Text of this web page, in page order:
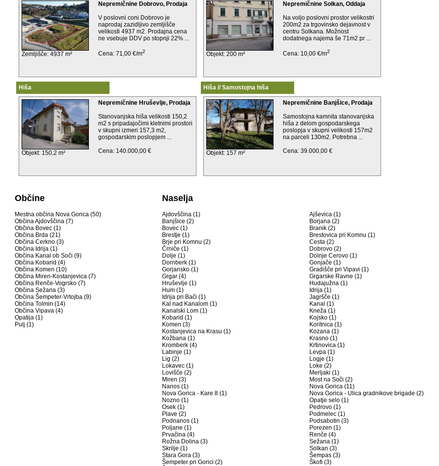
Zemljišče: 4937 m²
Nepremičnine Dobrovo, Prodaja
V poslovni coni Dobrovo je
naprodaj zazidljivo zemljišče
velikosti 4937 m2. Prodajna cena
ne vsebuje DDV po stopnji 22% ...
Cena: 71,00 €/m2 Objekt: 200 m²
Nepremičnine Solkan, Oddaja
Na voljo poslovni prostor velikostri
200m2 za trgovinsko dejavnost v
centru Solkana. Možnost
dodatnega najema še 71m2 pr ...
Cena: 10,00 €/m2
Hiša
Objekt: 150,2 m²
Nepremičnine Hruševlje, Prodaja
Stanovanjska hiša velikosti 150,2
m2 s pripadajočimi kletnimi prostori
v skupni izmeri 157,3 m2,
gospodarskim poslopjem ...
Cena: 140.000,00 €
Hiša // Samostojna hiša
Objekt: 157 m²
Nepremičnine Banjšice, Prodaja
Samostojna kamnita stanovanjska
hiša z delom gospodarskega
poslopja v skupni velikosti 157m2
na parceli 130m2. Potrebna ...
Cena: 39.000,00 €
Občine
Mestna občina Nova Gorica (50)
Občina Ajdovščina (7)
Občina Bovec (1)
Občina Brda (21)
Občina Cerkno (3)
Občina Idrija (1)
Občina Kanal ob Soči (9)
Občina Kobarid (4)
Občina Komen (10)
Občina Miren-Kostanjevica (7)
Občina Renče-Vogrsko (7)
Občina Sežana (3)
Občina Šempeter-Vrtojba (9)
Občina Tolmin (14)
Občina Vipava (4)
Opatija (1)
Pulj (1)
Naselja
Ajdovščina (1)
Ajševica (1)
Banjšice (2)
Borjana (2)
Bovec (1)
Branik (2)
Brestje (1)
Brestovica pri Komnu (1)
Brje pri Komnu (2)
Cesta (2)
Črniče (1)
Dobrovo (2)
Dolje (1)
Dolnje Cerovo (1)
Dornberk (1)
Gonjače (1)
Gorjansko (1)
Gradišče pri Vipavi (1)
Grgar (4)
Grgarske Ravne (1)
Hruševlje (1)
Hudajužna (1)
Hum (1)
Idrija (1)
Idrija pri Bači (1)
Jagršče (1)
Kal nad Kanalom (1)
Kanal (1)
Kanalski Lom (1)
Kneža (1)
Kobarid (1)
Kojsko (1)
Komen (3)
Koritnica (1)
Kostanjevica na Krasu (1)
Kozana (1)
Kožbana (1)
Krasno (1)
Kromberk (4)
Krtinovica (1)
Labinje (1)
Levpa (1)
Lig (2)
Logje (1)
Lokavec (1)
Loke (2)
Lovišče (2)
Merljaki (1)
Miren (3)
Most na Soči (2)
Nanos (1)
Nova Gorica (11)
Nova Gorica - Kare 8 (1)
Nova Gorica - Ulica gradnikove brigade (2)
Nozno (1)
Opatje selo (1)
Osek (1)
Pedrovo (1)
Plave (2)
Podmelec (1)
Podnanos (1)
Podsabotin (3)
Poljane (1)
Porezen (1)
Prvačina (4)
Renče (4)
Rožna Dolina (3)
Sežana (1)
Skrilje (1)
Solkan (3)
Stara Gora (3)
Šempas (3)
Šempeter pri Gorici (2)
Škofi (3)